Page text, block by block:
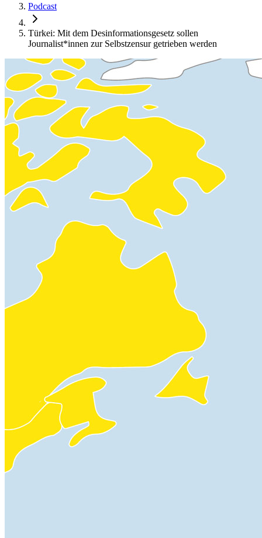
Podcast
Türkei: Mit dem Desinformationsgesetz sollen
Journalist*innen zur Selbstzensur getrieben werden